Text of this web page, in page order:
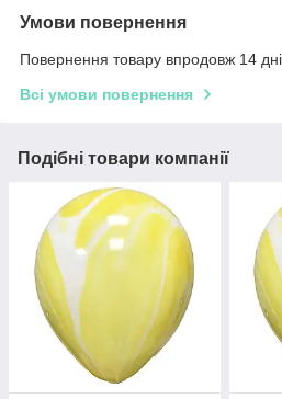
Умови повернення
Повернення товару впродовж 14
Всі умови повернення
Подібні товари компанії